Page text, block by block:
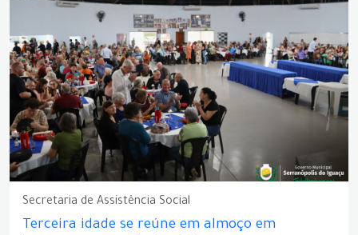
Secretaria de Assistência Social
Terceira idade se reúne em almoço em